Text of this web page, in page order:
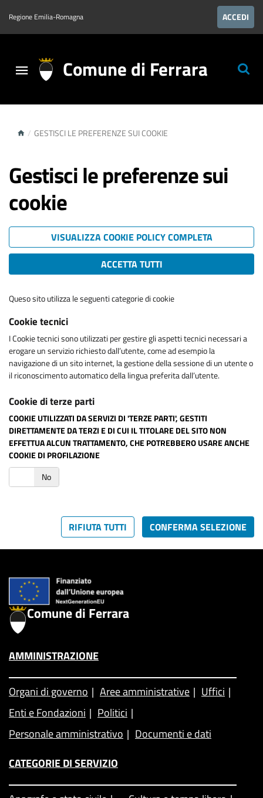
Regione Emilia-Romagna ACCEDI
Comune di Ferrara
/ GESTISCI LE PREFERENZE SUI COOKIE
Gestisci le preferenze sui
cookie
VISUALIZZA COOKIE POLICY COMPLETA
ACCETTA TUTTI
Queso sito utilizza le seguenti categorie di cookie
Cookie tecnici
I Cookie tecnici sono utilizzati per gestire gli aspetti tecnici necessari a
erogare un servizio richiesto dall’utente, come ad esempio la
navigazione di un sito internet, la gestione della sessione di un utente o
il riconoscimento automatico della lingua preferita dall’utente.
Cookie di terze parti
COOKIE UTILIZZATI DA SERVIZI DI 'TERZE PARTI', GESTITI
DIRETTAMENTE DA TERZI E DI CUI IL TITOLARE DEL SITO NON
EFFETTUA ALCUN TRATTAMENTO, CHE POTREBBERO USARE ANCHE
COOKIE DI PROFILAZIONE
No
RIFIUTA TUTTI CONFERMA SELEZIONE
Comune di Ferrara
AMMINISTRAZIONE
Organi di governo Aree amministrative
Uffici
Enti e Fondazioni
Politici
Personale amministrativo
Documenti e dati
CATEGORIE DI SERVIZIO